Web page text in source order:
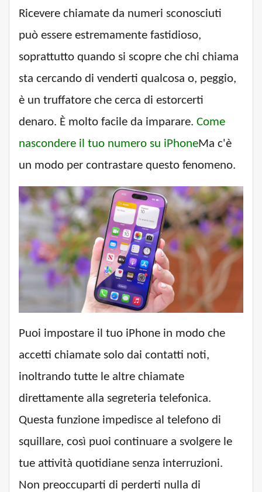
Ricevere chiamate da numeri sconosciuti
può essere estremamente fastidioso,
soprattutto quando si scopre che chi chiama
sta cercando di venderti qualcosa o, peggio,
è un truffatore che cerca di estorcerti
denaro. È molto facile da imparare. Come
nascondere il tuo numero su iPhoneMa c'è
un modo per contrastare questo fenomeno.
Puoi impostare il tuo iPhone in modo che
accetti chiamate solo dai contatti noti,
inoltrando tutte le altre chiamate
direttamente alla segreteria telefonica.
Questa funzione impedisce al telefono di
squillare, così puoi continuare a svolgere le
tue attività quotidiane senza interruzioni.
Non preoccuparti di perderti nulla di